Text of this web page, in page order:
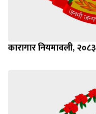
कारागार नियमावली, २०८३